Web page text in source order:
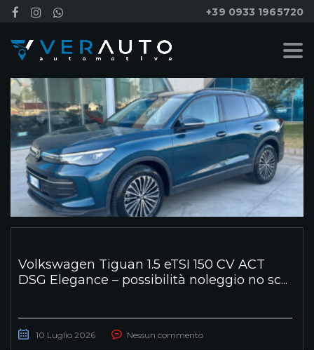
+39 0933 1965720
Volkswagen Tiguan 1.5 eTSI 150 CV ACT
DSG Elegance – possibilità noleggio no sc...
10 Luglio 2026 Nessun commento